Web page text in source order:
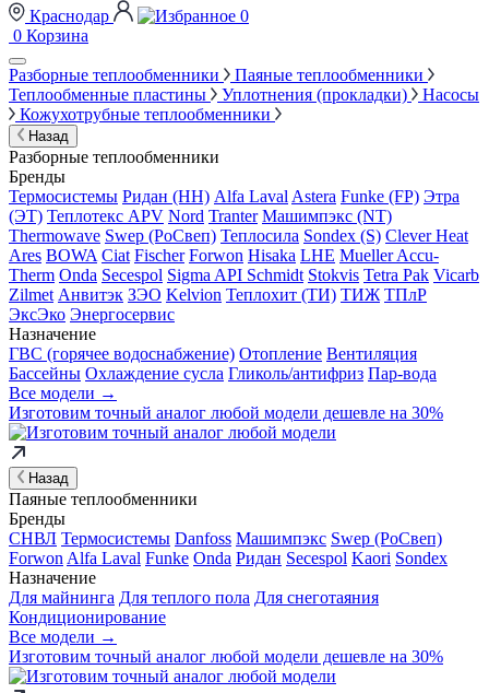
Краснодар
0
0 Корзина
Разборные теплообменники
Паяные теплообменники
Теплообменные пластины
Уплотнения (прокладки)
Насосы
Кожухотрубные теплообменники
Назад
Разборные теплообменники
Бренды
Термосистемы Ридан (НН) Alfa Laval Astera Funke (FP) Этра
(ЭТ) Теплотекс APV Nord Tranter Машимпэкс (NT)
Thermowave Swep (РоСвеп) Теплосила Sondex (S) Clever Heat
Ares BOWA Ciat Fischer Forwon Hisaka LHE Mueller Accu-
Therm Onda Secespol Sigma API Schmidt Stokvis Tetra Pak Vicarb
Zilmet Анвитэк ЗЭО Kelvion Теплохит (ТИ) ТИЖ ТПлР
ЭксЭко Энергосервис
Назначение
ГВС (горячее водоснабжение) Отопление Вентиляция
Бассейны Охлаждение сусла Гликоль/антифриз Пар-вода
Все модели →
Изготовим точный аналог любой модели дешевле на 30%
Назад
Паяные теплообменники
Бренды
СНВЛ Термосистемы Danfoss Машимпэкс Swep (РоСвеп)
Forwon Alfa Laval Funke Onda Ридан Secespol Kaori Sondex
Назначение
Для майнинга Для теплого пола Для снеготаяния
Кондиционирование
Все модели →
Изготовим точный аналог любой модели дешевле на 30%